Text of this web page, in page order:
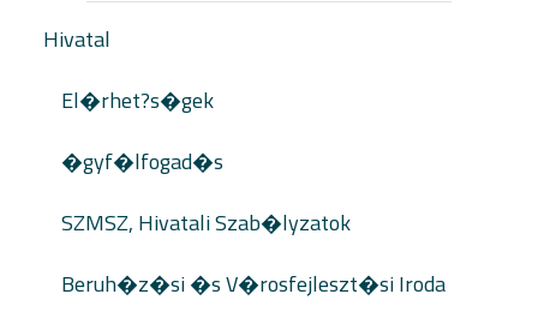
Hivatal
El�rhet?s�gek
�gyf�lfogad�s
SZMSZ, Hivatali Szab�lyzatok
Beruh�z�si �s V�rosfejleszt�si Iroda